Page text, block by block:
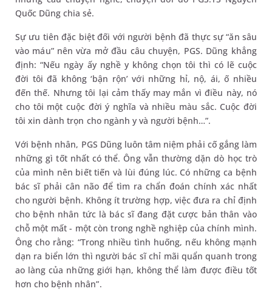
Quốc Dũng chia sẻ.
Sự ưu tiên đặc biệt đối với người bệnh đã thực sự “ăn sâu
vào máu” nên vừa mở đầu câu chuyện, PGS. Dũng khẳng
định: “Nếu ngày ấy nghề y không chọn tôi thì có lẽ cuộc
đời tôi đã không ‘bận rộn’ với những hỉ, nộ, ái, ố nhiều
đến thế. Nhưng tôi lại cảm thấy may mắn vì điều này, nó
cho tôi một cuộc đời ý nghĩa và nhiều màu sắc. Cuộc đời
tôi xin dành trọn cho ngành y và người bệnh…”.
Với bệnh nhân, PGS Dũng luôn tâm niệm phải cố gắng làm
những gì tốt nhất có thể. Ông vẫn thường dặn dò học trò
của mình nên biết tiến và lùi đúng lúc. Có những ca bệnh
bác sĩ phải cân não để tìm ra chẩn đoán chính xác nhất
cho người bệnh. Không ít trường hợp, việc đưa ra chỉ định
cho bệnh nhân tức là bác sĩ đang đặt cược bản thân vào
chỗ một mất - một còn trong nghề nghiệp của chính mình.
Ông cho rằng: “Trong nhiều tình huống, nếu không mạnh
dạn ra biển lớn thì người bác sĩ chỉ mãi quẩn quanh trong
ao làng của những giới hạn, không thể làm được điều tốt
hơn cho bệnh nhân”.